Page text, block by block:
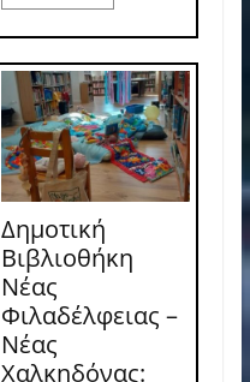
Δημοτική
Βιβλιοθήκη
Νέας
Φιλαδέλφειας –
Νέας
Χαλκηδόνας: